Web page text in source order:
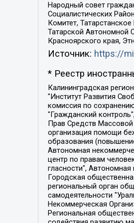
Народный совет
Социалистических
Комитет,
Татарской Автономной
Красноярского края,
Источник: https://
* Реестр
Калининградская региональная общественная организация "Экозащита!-Женсовет", Фонд содействия защите прав и свобод граждан "Общественный вердикт", Фонд "Институт Развития Свободы Информации", Частное учреждение "Информационное агентство МЕМО. РУ", Региональная общественная организация "Общественная комиссия по сохранению наследия академика Сахарова", Фонд поддержки свободы прессы, Санкт-Петербургская общественная правозащитная организация "Гражданский контроль", Межрегиональная общественная организация "Информационно-просветительский центр "Мемориал", Региональный Фонд "Центр Защиты Прав Средств Массовой Информации", с 05.12.2023 Фонд "Центр Защиты Прав Средств массовой информации", Региональная общественная благотворительная организация помощи беженцам и мигрантам "Гражданское содействие", Негосударственное образовательное учреждение дополнительного профессионального образования (повышение квалификации) специалистов "АКАДЕМИЯ ПО ПРАВАМ ЧЕЛОВЕКА", Свердловская региональная общественная организация "Сутяжник", Автономная некоммерческая организация "Центр независимых социологических исследований", Союз общественных объединений "Российский исследовательский центр по правам человека", Региональное общественное учреждение научно-информационный центр "МЕМОРИАЛ", Некоммерческая организация "Фонд защиты гласности", Автономная некоммерческая организация "Институт прав человека", Городская